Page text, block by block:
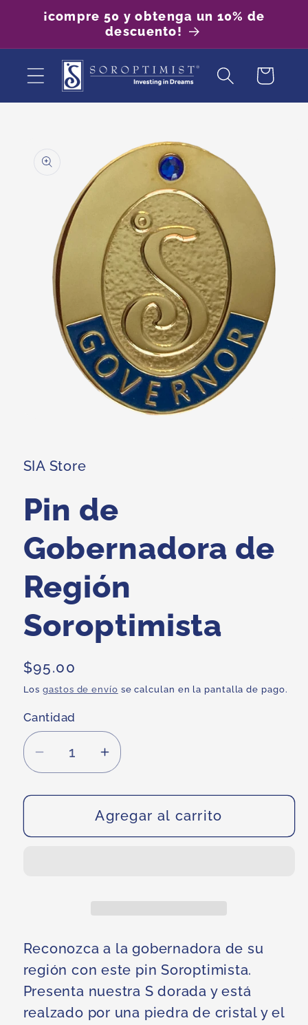
directamente
¡compre 50 y obtenga un 10% de
descuento!
Carrito
información
del producto
en
modal
SIA Store
Pin de
Gobernadora de
Región
Soroptimista
Precio
habitual
$95.00
Losgastos de envío se calculan en la pantalla de pago.
Cantidad
Reducir
cantidad
para
de
Aumentar
cantidad
para
Pin
de
Agregar al carrito
Reconozca a la gobernadora de su
región con este pin Soroptimista.
Presenta nuestra S dorada y está
realzado por una piedra de cristal y el